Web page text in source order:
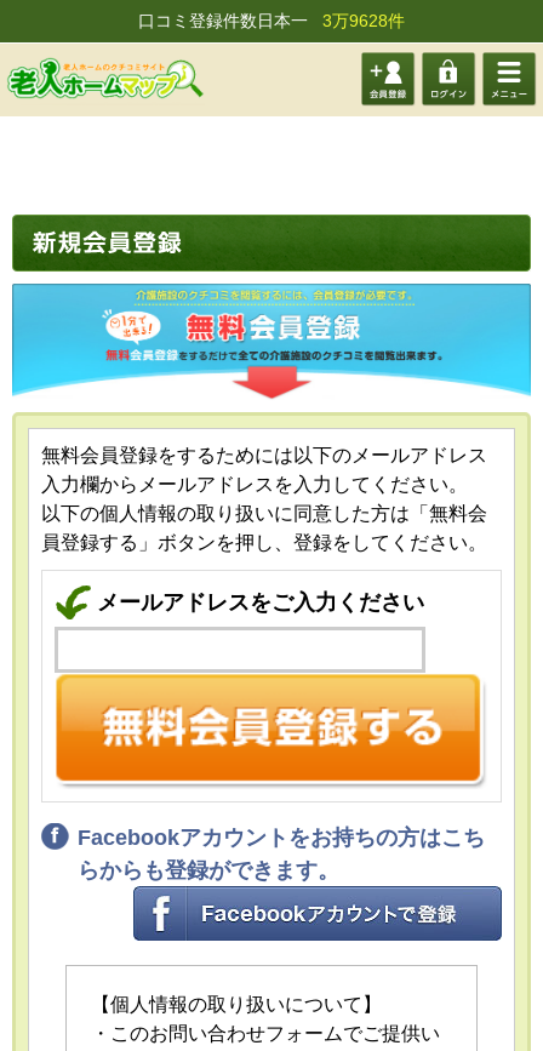
口コミ登録件数日本一 3万9628件
会員登 ログイ メニュ
無料会員登録をするためには以下のメールアドレス
入力欄からメールアドレスを入力してください。
以下の個人情報の取り扱いに同意した方は「無料会
員登録する」ボタンを押し、登録をしてください。
メールアドレスをご入力ください
Facebookアカウントをお持ちの方はこち
らからも登録ができます。
【個人情報の取り扱いについて】
・このお問い合わせフォームでご提供い